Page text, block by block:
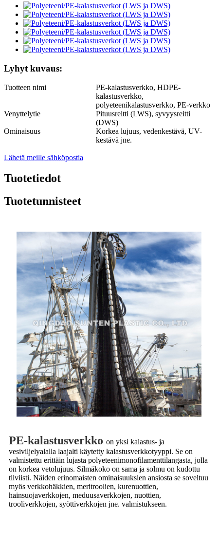
Lyhyt kuvaus:
Tuotteen nimi
PE-kalastusverkko, HDPE-
kalastusverkko,
polyeteenikalastusverkko, PE-verkko
Venyttelytie
Pituusreitti (LWS), syvyysreitti
(DWS)
Ominaisuus
Korkea lujuus, vedenkestävä, UV-
kestävä jne.
Lähetä meille sähköpostia
Tuotetiedot
Tuotetunnisteet
PE-kalastusverkko on yksi kalastus- ja
vesiviljelyalalla laajalti käytetty kalastusverkkotyyppi. Se on
valmistettu erittäin lujasta polyeteenimonofilamenttilangasta, jolla
on korkea vetolujuus. Silmäkoko on sama ja solmu on kudottu
tiiviisti. Näiden erinomaisten ominaisuuksien ansiosta se soveltuu
myös verkkohäkkien, meritroolien, kurenuottien,
hainsuojaverkkojen, meduusaverkkojen, nuottien,
trooliverkkojen, syöttiverkkojen jne. valmistukseen.